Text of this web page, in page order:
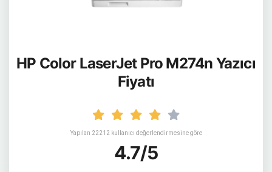
HP Color LaserJet Pro M274n Yazıcı
Fiyatı
Yapılan 22212 kullanıcı değerlendirmesine göre
4.7/5